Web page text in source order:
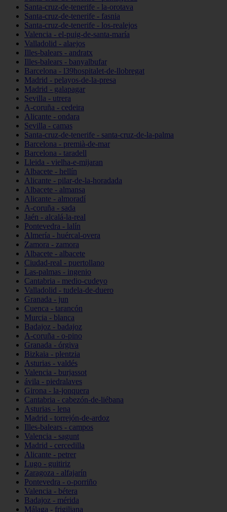
Santa-cruz-de-tenerife - la-orotava
Santa-cruz-de-tenerife - fasnia
Santa-cruz-de-tenerife - los-realejos
Valencia - el-puig-de-santa-maría
Valladolid - alaejos
Illes-balears - andratx
Illes-balears - banyalbufar
Barcelona - l39hospitalet-de-llobregat
Madrid - pelayos-de-la-presa
Madrid - galapagar
Sevilla - utrera
A-coruña - cedeira
Alicante - ondara
Sevilla - camas
Santa-cruz-de-tenerife - santa-cruz-de-la-palma
Barcelona - premià-de-mar
Barcelona - taradell
Lleida - vielha-e-mijaran
Albacete - hellín
Alicante - pilar-de-la-horadada
Albacete - almansa
Alicante - almoradí
A-coruña - sada
Jaén - alcalá-la-real
Pontevedra - lalín
Almería - huércal-overa
Zamora - zamora
Albacete - albacete
Ciudad-real - puertollano
Las-palmas - ingenio
Cantabria - medio-cudeyo
Valladolid - tudela-de-duero
Granada - jun
Cuenca - tarancón
Murcia - blanca
Badajoz - badajoz
A-coruña - o-pino
Granada - órgiva
Bizkaia - plentzia
Asturias - valdés
Valencia - burjassot
ávila - piedralaves
Girona - la-jonquera
Cantabria - cabezón-de-liébana
Asturias - lena
Madrid - torrejón-de-ardoz
Illes-balears - campos
Valencia - sagunt
Madrid - cercedilla
Alicante - petrer
Lugo - guitiriz
Zaragoza - alfajarín
Pontevedra - o-porriño
Valencia - bétera
Badajoz - mérida
Málaga - frigiliana